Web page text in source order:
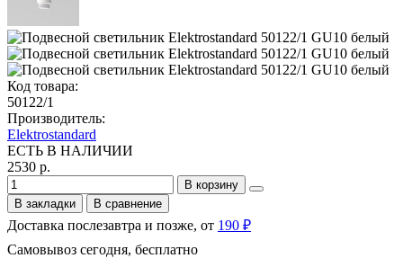
Код товара:
50122/1
Производитель:
Elektrostandard
ЕСТЬ В НАЛИЧИИ
2530 р.
В корзину
В закладки
В сравнение
Доставка послезавтра и позже, от 190 ₽
Самовывоз сегодня, бесплатно